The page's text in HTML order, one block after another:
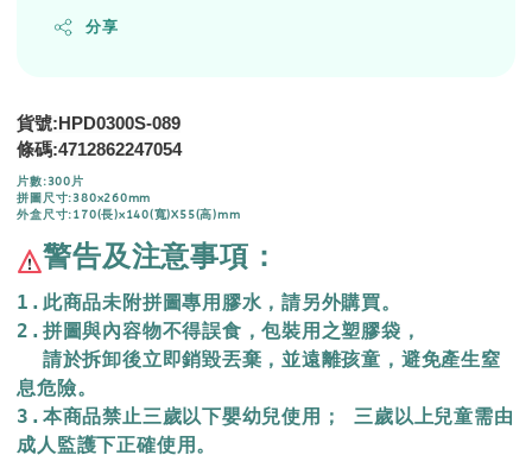
分享
貨號:HPD0300S-089
條碼:4712862247054
片數:300片
拼圖尺寸:380x260mm
外盒尺寸:170(長)x140(寬)X55(高)mm
警告及注意事項：
1.此商品未附拼圖專用膠水，請另外購買。
2.拼圖與內容物不得誤食，包裝用之塑膠袋，
  請於拆卸後立即銷毀丟棄，
並遠離孩童，避免產生窒
息危險。
3.本商品禁止三歲以下嬰幼兒使用； 三歲以上兒童需由
成人監護下正確使用。